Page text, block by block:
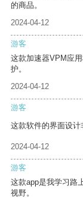
的商品。
2024-04-12
游客
这款加速器VPM应
护。
2024-04-12
游客
这款软件的界面设计
2024-04-12
游客
这款app是我学习路
视野。